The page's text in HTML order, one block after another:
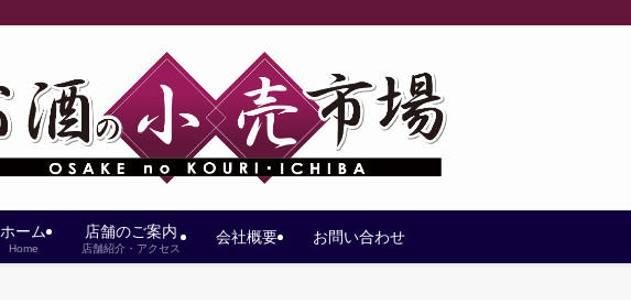
ホーム
Home
店舗のご案内
店舗紹介・アクセス
会社概要 お問い合わせ